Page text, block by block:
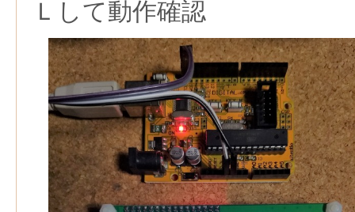
Ｌして動作確認